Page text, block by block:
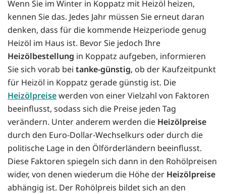
Wenn Sie im Winter in Koppatz mit Heizöl heizen,
kennen Sie das. Jedes Jahr müssen Sie erneut daran
denken, dass für die kommende Heizperiode genug
Heizöl im Haus ist. Bevor Sie jedoch Ihre
Heizölbestellung in Koppatz aufgeben, informieren
Sie sich vorab bei tanke-günstig, ob der Kaufzeitpunkt
für Heizöl in Koppatz gerade günstig ist. Die
Heizölpreisewerden von einer Vielzahl von Faktoren
beeinflusst, sodass sich die Preise jeden Tag
verändern. Unter anderem werden die Heizölpreise
durch den Euro-Dollar-Wechselkurs oder durch die
politische Lage in den Ölförderländern beeinflusst.
Diese Faktoren spiegeln sich dann in den Rohölpreisen
wider, von denen wiederum die Höhe der Heizölpreise
abhängig ist. Der Rohölpreis bildet sich an den